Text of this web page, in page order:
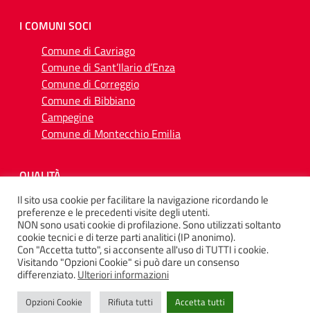
I COMUNI SOCI
Comune di Cavriago
Comune di Sant’Ilario d’Enza
Comune di Correggio
Comune di Bibbiano
Campegine
Comune di Montecchio Emilia
QUALITÀ
SEGUICI SU
Il sito usa cookie per facilitare la navigazione ricordando le
preferenze e le precedenti visite degli utenti.
NON sono usati cookie di profilazione. Sono utilizzati soltanto
cookie tecnici e di terze parti analitici (IP anonimo).
Con "Accetta tutto", si acconsente all'uso di TUTTI i cookie.
Visitando "Opzioni Cookie" si può dare un consenso
differenziato.Ulteriori informazioni
Opzioni Cookie Rifiuta tutti Accetta tutti